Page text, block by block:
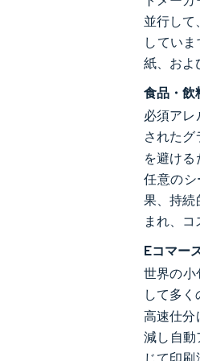
並行して
してい
紙、およ
食品・飲
必須アレ
された
を避け
任意の
果、持続
まれ、
Eコマー
世界の小
して多
高速仕分
減し自動